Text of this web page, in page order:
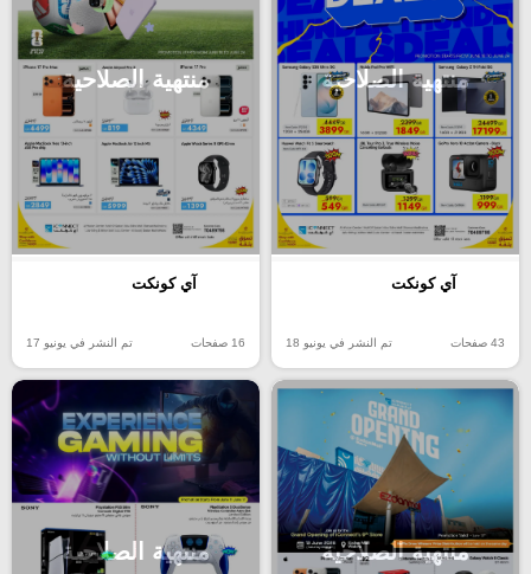
منتهية الصلاحية
آي كونكت
43 صفحات تم النشر في يونيو 18
منتهية الصلاحية
آي كونكت
16 صفحات تم النشر في يونيو 17
منتهية الصلاحية منتهية الصلاحية